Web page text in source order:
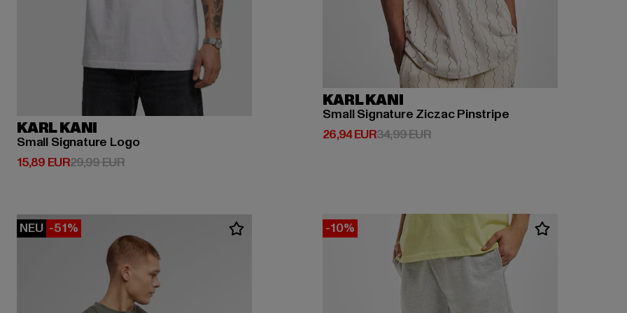
KARL KANI
Small Signature Logo
15,89 EUR
Derzeitiger Preis: 15,89 EUR
29,99 EURAktionspreis: 29,99 EUR
KARL KANI
Small Signature Ziczac Pinstripe
26,94 EUR
Derzeitiger Preis: 26,94 EUR
34,99 EURAktionspreis: 34,99 EUR
NEU -51% -10%